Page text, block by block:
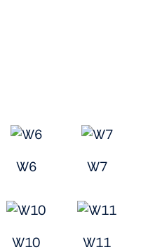
W6 W7
W10 W11